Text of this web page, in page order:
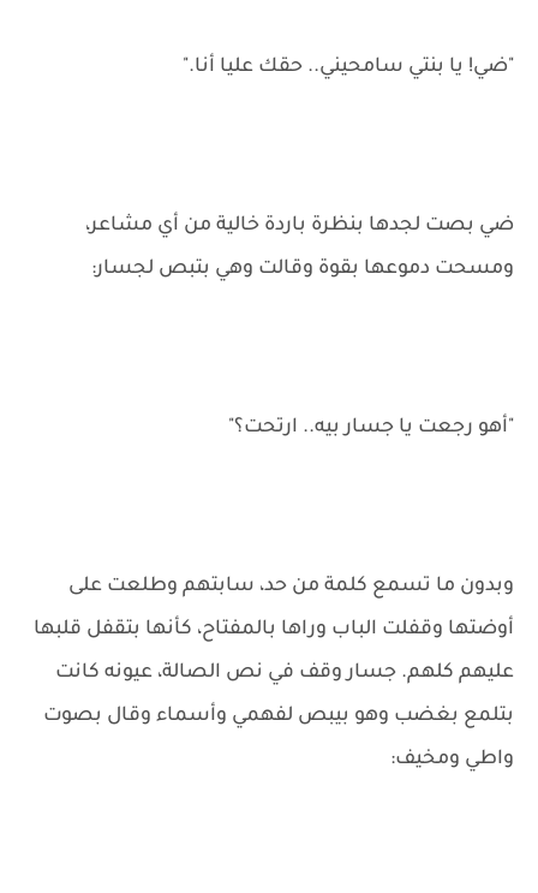
"ضي! يا بنتي سامحيني.. حقك عليا أنا."
ضي بصت لجدها بنظرة باردة خالية من أي مشاعر،
ومسحت دموعها بقوة وقالت وهي بتبص لجسار:
"أهو رجعت يا جسار بيه.. ارتحت؟"
وبدون ما تسمع كلمة من حد، سابتهم وطلعت على
أوضتها وقفلت الباب وراها بالمفتاح، كأنها بتقفل قلبها
عليهم كلهم. جسار وقف في نص الصالة، عيونه كانت
بتلمع بغضب وهو بيبص لفهمي وأسماء وقال بصوت
واطي ومخيف: